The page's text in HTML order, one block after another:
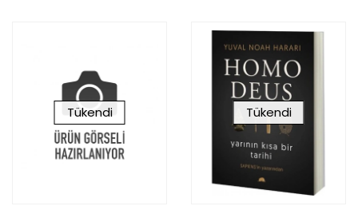
Tükendi Tükendi